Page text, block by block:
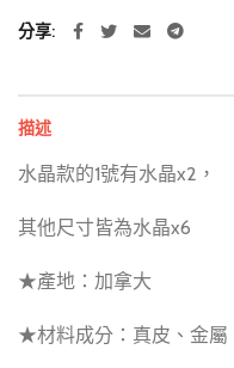
分享
描述
水晶款的1號有水晶x2，
其他尺寸皆為水晶x6
★產地：加拿大
★材料成分：真皮、金屬